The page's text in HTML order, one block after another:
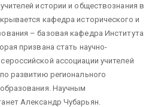
истории и обществознания в
кафедра исторического и
– базовая кафедра Института
призвана стать научно-
ассоциации учителей
развитию регионального
Научным
Александр Чубарьян.